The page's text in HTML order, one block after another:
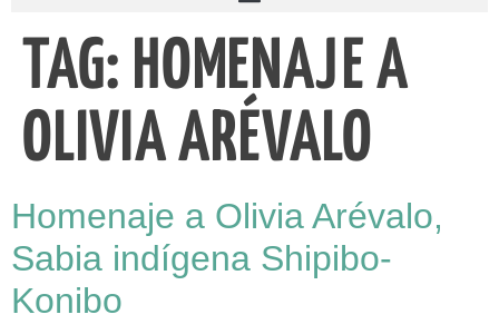
TAG: HOMENAJE A
OLIVIA ARÉVALO
Homenaje a Olivia Arévalo,
Sabia indígena Shipibo-
Konibo